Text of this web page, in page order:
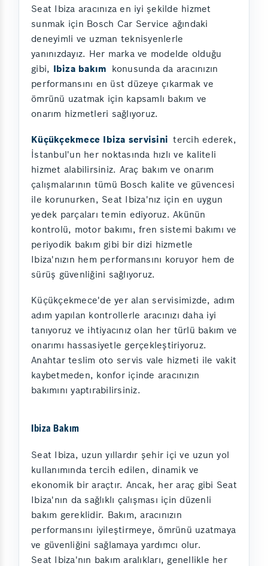
Seat Ibiza aracınıza en iyi şekilde hizmet
sunmak için Bosch Car Service ağındaki
deneyimli ve uzman teknisyenlerle
yanınızdayız. Her marka ve modelde olduğu
gibi, Ibiza bakım konusunda da aracınızın
performansını en üst düzeye çıkarmak ve
ömrünü uzatmak için kapsamlı bakım ve
onarım hizmetleri sağlıyoruz.
Küçükçekmece Ibiza servisini tercih ederek,
İstanbul'un her noktasında hızlı ve kaliteli
hizmet alabilirsiniz. Araç bakım ve onarım
çalışmalarının tümü Bosch kalite ve güvencesi
ile korunurken, Seat Ibiza'nız için en uygun
yedek parçaları temin ediyoruz. Akünün
kontrolü, motor bakımı, fren sistemi bakımı ve
periyodik bakım gibi bir dizi hizmetle
Ibiza'nızın hem performansını koruyor hem de
sürüş güvenliğini sağlıyoruz.
Küçükçekmece'de yer alan servisimizde, adım
adım yapılan kontrollerle aracınızı daha iyi
tanıyoruz ve ihtiyacınız olan her türlü bakım ve
onarımı hassasiyetle gerçekleştiriyoruz.
Anahtar teslim oto servis vale hizmeti ile vakit
kaybetmeden, konfor içinde aracınızın
bakımını yaptırabilirsiniz.
Ibiza Bakım
Seat Ibiza, uzun yıllardır şehir içi ve uzun yol
kullanımında tercih edilen, dinamik ve
ekonomik bir araçtır. Ancak, her araç gibi Seat
Ibiza'nın da sağlıklı çalışması için düzenli
bakım gereklidir. Bakım, aracınızın
performansını iyileştirmeye, ömrünü uzatmaya
ve güvenliğini sağlamaya yardımcı olur.
Seat Ibiza'nın bakım aralıkları, genellikle her